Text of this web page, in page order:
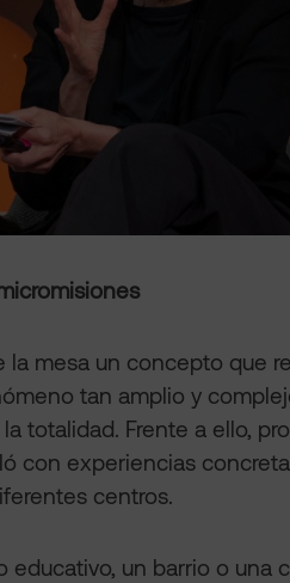
la mesa un concepto que
tan amplio y
totalidad. Frente a ello,
con experiencias
centros.
educativo, un barrio o una